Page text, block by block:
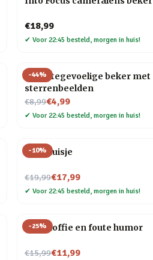
€18,99
✔ Voor 22:45 besteld, morgen in huis!
-44%
Warmtegevoelige beker met
sterrenbeelden
€8,99
Nu voor€4,99
✔ Voor 22:45 besteld, morgen in huis!
-10%
Theehuisje
€19,99
Nu voor€17,99
✔ Voor 22:45 besteld, morgen in huis!
-25%
Mok Koffie en foute humor
€15,99
Nu voor€11,99